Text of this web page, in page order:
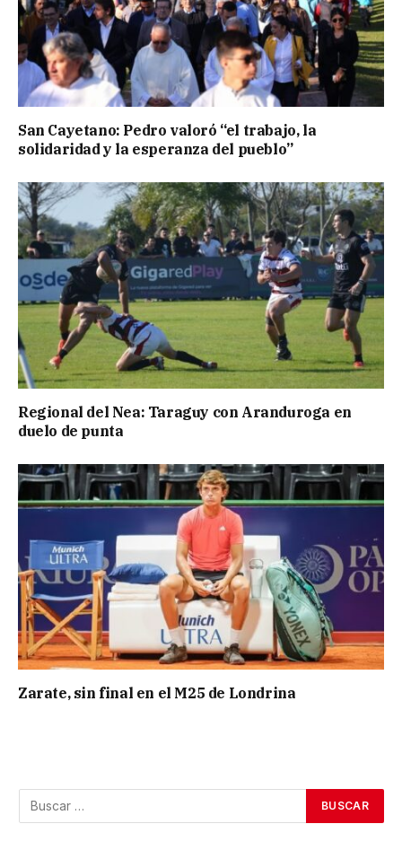
San Cayetano: Pedro valoró “el trabajo, la
solidaridad y la esperanza del pueblo”
Regional del Nea: Taraguy con Aranduroga en
duelo de punta
Zarate, sin final en el M25 de Londrina